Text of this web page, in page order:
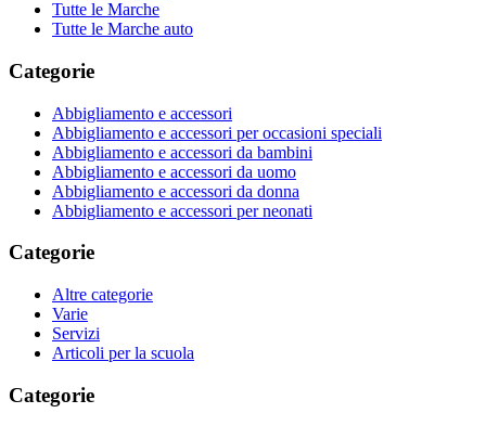
Tutte le Marche
Tutte le Marche auto
Categorie
Abbigliamento e accessori
Abbigliamento e accessori per occasioni speciali
Abbigliamento e accessori da bambini
Abbigliamento e accessori da uomo
Abbigliamento e accessori da donna
Abbigliamento e accessori per neonati
Categorie
Altre categorie
Varie
Servizi
Articoli per la scuola
Categorie